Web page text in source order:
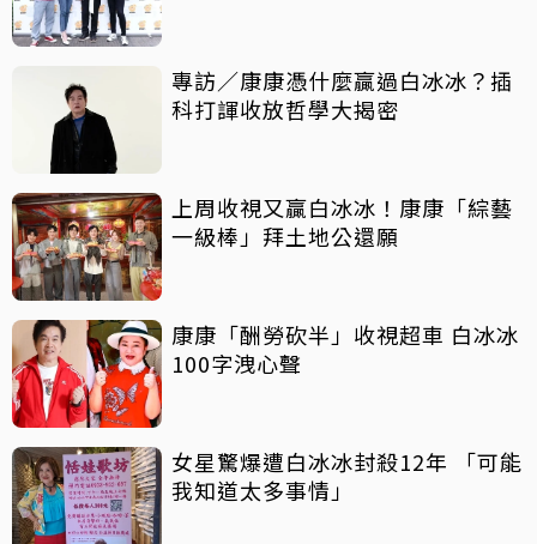
專訪／康康憑什麼贏過白冰冰？插
科打諢收放哲學大揭密
上周收視又贏白冰冰！康康「綜藝
一級棒」拜土地公還願
康康「酬勞砍半」收視超車 白冰冰
100字洩心聲
女星驚爆遭白冰冰封殺12年 「可能
我知道太多事情」